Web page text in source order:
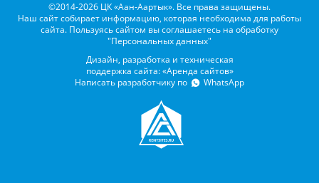
©2014-2026 ЦК «Аан-Аартык». Все права защищены.
Наш сайт собирает информацию, которая необходима для работы
сайта. Пользуясь сайтом вы соглашаетесь на обработку
"Персональных данных"
Дизайн, разработка и техническая
поддержка сайта: «Аренда сайтов»
Написать разработчику по
WhatsApp